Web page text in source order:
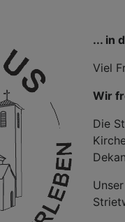
... in
Viel
Wir
Die